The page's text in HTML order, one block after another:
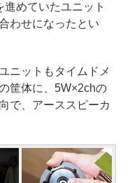
めていたユニット
わせになったとい
ニットもタイムドメ
筐体に、5W×2chの
で、アーススピーカ